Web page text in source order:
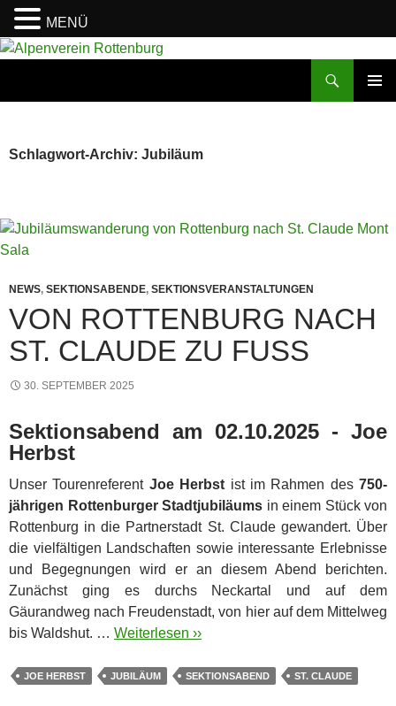
Zum
Schlagwort-Archiv: Jubiläum
NEWS, SEKTIONSABENDE, SEKTIONSVERANSTALTUNGEN
VON ROTTENBURG NACH
ST. CLAUDE ZU FUSS
30. SEPTEMBER 2025
Sektionsabend am 02.10.2025 - Joe
Herbst
Unser Tourenreferent Joe Herbst ist im Rahmen des 750-
jährigen Rottenburger Stadtjubiläums in einem Stück von
Rottenburg in die Partnerstadt St. Claude gewandert. Über
die vielfältigen Landschaften sowie interessante Erlebnisse
und Begegnungen wird er an diesem Abend berichten.
Zunächst ging es durchs Neckartal und auf dem
Gäurandweg nach Freudenstadt, von hier auf dem Mittelweg
bis Waldshut. … Weiterlesen ››
JOE HERBST JUBILÄUM SEKTIONSABEND ST. CLAUDE
MENÜ